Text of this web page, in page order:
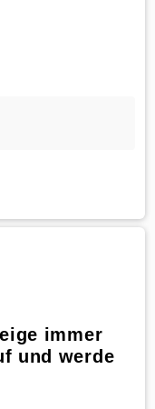
immer
und werde